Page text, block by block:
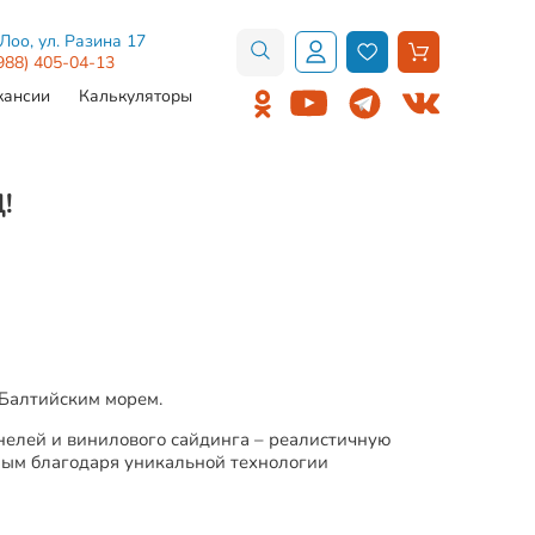
ул. Разина 17
405-04-13
Калькуляторы
морем.
и винилового сайдинга – реалистичную
благодаря уникальной технологии